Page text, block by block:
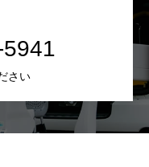
さい